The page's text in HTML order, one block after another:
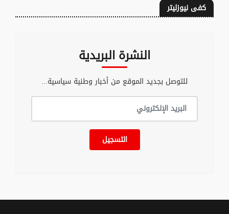
كفى نيوزليتر
النشرة البريدية
للتوصل بجديد الموقع من أخبار وطنية سياسية...
التسجيل